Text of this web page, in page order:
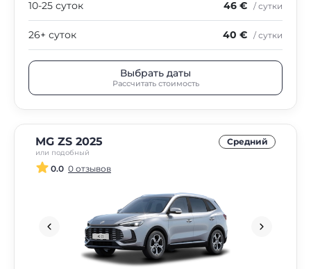
10-25 суток 46 € / сутки
26+ суток 40 € / сутки
Выбрать даты
Рассчитать стоимость
MG ZS 2025
или подобный
Средний
0.0 0 отзывов